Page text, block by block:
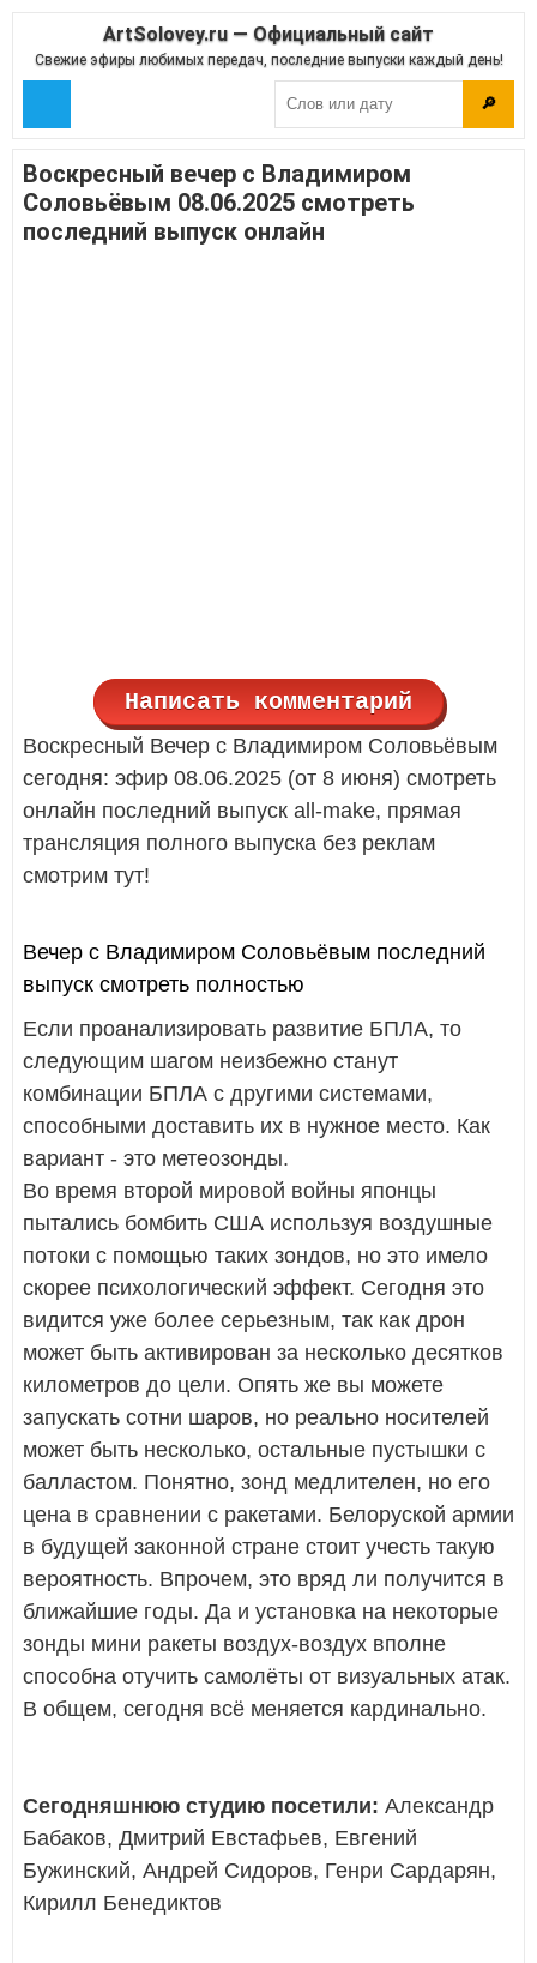
ArtSolovey.ru — Официальный сайт
Свежие эфиры любимых передач, последние выпуски каждый день!
🔎
Воскресный вечер с Владимиром
Соловьёвым 08.06.2025 смотреть
последний выпуск онлайн
Написать комментарий
Воскресный Вечер с Владимиром Соловьёвым
сегодня: эфир 08.06.2025 (от 8 июня) смотреть
онлайн последний выпуск all-make, прямая
трансляция полного выпуска без реклам
смотрим тут!
Вечер с Владимиром Соловьёвым последний
выпуск смотреть полностью
Если проанализировать развитие БПЛА, то
следующим шагом неизбежно станут
комбинации БПЛА с другими системами,
способными доставить их в нужное место. Как
вариант - это метеозонды.
Во время второй мировой войны японцы
пытались бомбить США используя воздушные
потоки с помощью таких зондов, но это имело
скорее психологический эффект. Сегодня это
видится уже более серьезным, так как дрон
может быть активирован за несколько десятков
километров до цели. Опять же вы можете
запускать сотни шаров, но реально носителей
может быть несколько, остальные пустышки с
балластом. Понятно, зонд медлителен, но его
цена в сравнении с ракетами. Белоруской армии
в будущей законной стране стоит учесть такую
вероятность. Впрочем, это вряд ли получится в
ближайшие годы. Да и установка на некоторые
зонды мини ракеты воздух-воздух вполне
способна отучить самолёты от визуальных атак.
В общем, сегодня всё меняется кардинально.
Сегодняшнюю студию посетили: Александр
Бабаков, Дмитрий Евстафьев, Евгений
Бужинский, Андрей Сидоров, Генри Сардарян,
Кирилл Бенедиктов